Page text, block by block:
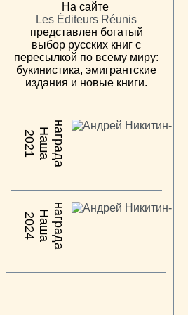
На сайте
Les Éditeurs Réunis
представлен богатый
выбор русских книг с
пересылкой по всему миру:
букинистика, эмигрантские
издания и новые книги.
2021 Н
а
ш
ан
а
г
р
а
да
2024 Н
а
ш
ан
а
г
р
а
да